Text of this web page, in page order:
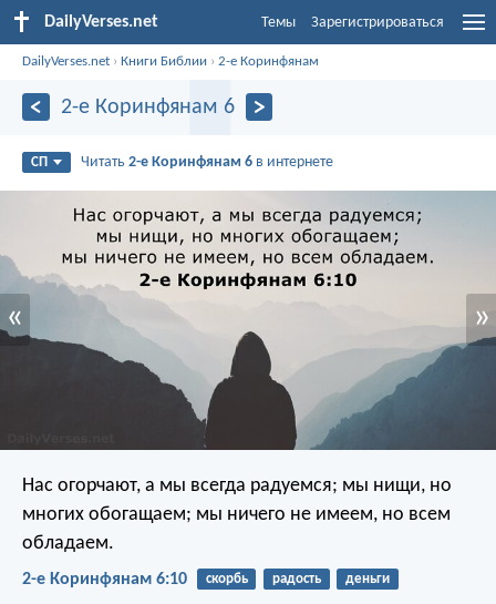
DailyVerses.net Темы Зарегистрироваться
DailyVerses.net ›Книги Библии ›2-е Коринфянам
2-е Коринфянам 6
СП Читать2-е Коринфянам 6 в интернете
« »
Нас огорчают, а мы всегда радуемся; мы нищи, но
многих обогащаем; мы ничего не имеем, но всем
обладаем.
2-е Коринфянам 6:10 скорбь радость деньги